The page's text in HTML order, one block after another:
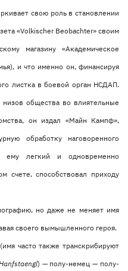
свою роль в становлении
«Volkischer Beobachter» своим
магазину «Академическое
и что именно он, финансируя
листка в боевой орган НСДАП.
общества во влиятельные
он издал «Майн Кампф»,
обработку наговоренного
ему легкий и одновременно
счете, способствовал приходу
но даже не меняет имя
своего вымышленного героя.
часто также транскрибируют
l) — полу-немец — полу-